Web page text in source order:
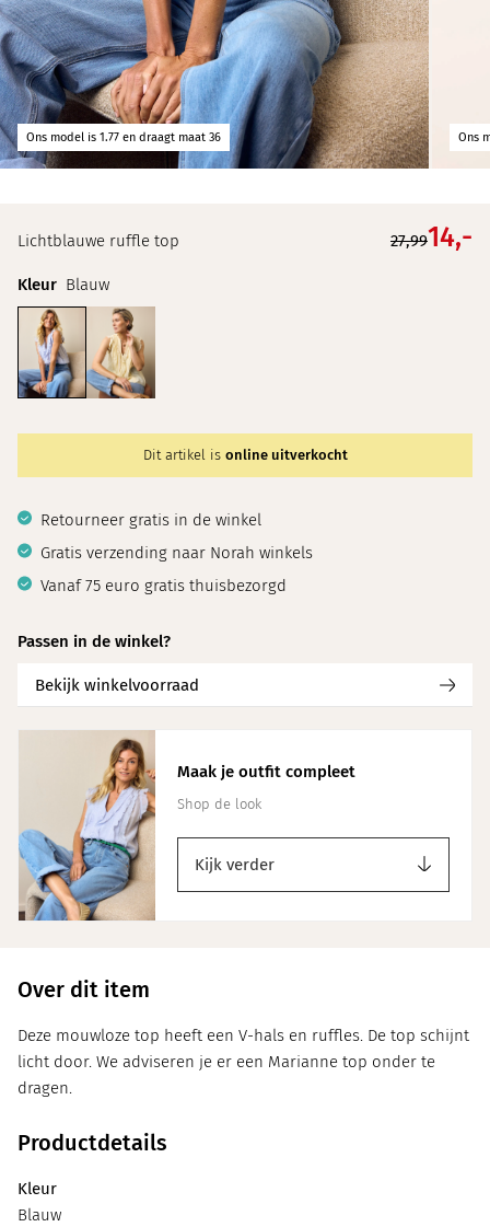
Ons model is 1.77 en draagt maat 36 Ons
Lichtblauwe ruffle top 27,9914,-
Kleur Blauw
Dit artikel is online uitverkocht
Retourneer gratis in de winkel
Gratis verzending naar Norah winkels
Vanaf 75 euro gratis thuisbezorgd
Passen in de winkel?
Bekijk winkelvoorraad
Maak je outfit compleet
Shop de look
Kijk verder
Over dit item
Deze mouwloze top heeft een V-hals en ruffles. De top schijnt
licht door. We adviseren je er een Marianne top onder te
dragen.
Productdetails
Kleur
Blauw